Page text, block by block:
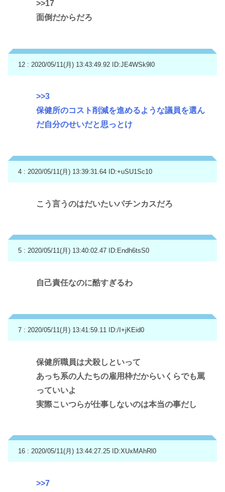
>>17
面倒だからだろ
12 : 2020/05/11(月) 13:43:49.92 ID:JE4WSk9l0
>>3
保健所のコスト削減を進めるような議員を選ん
だ自分のせいだと思っとけ
4 : 2020/05/11(月) 13:39:31.64 ID:+uSU1Sc10
こう言うのはだいたいパチンカスだろ
5 : 2020/05/11(月) 13:40:02.47 ID:Endh6tsS0
自己責任なのに酷すぎるわ
7 : 2020/05/11(月) 13:41:59.11 ID:/I+jKEid0
保健所職員は犬殺しといって
あっち系の人たちの雇用枠だからいくらでも罵
っていいよ
実際こいつらが仕事しないのは本当の事だし
16 : 2020/05/11(月) 13:44:27.25 ID:XUxMAhRl0
>>7